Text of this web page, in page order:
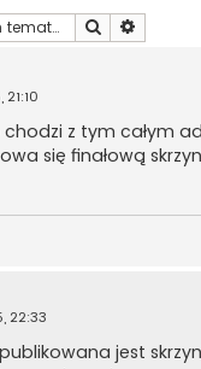
Szukaj
z tym całym
się finałową
22:33
jest